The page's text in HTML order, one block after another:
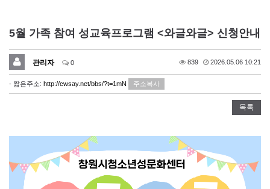
5월 가족 참여 성교육프로그램 <와글와글> 신청안내
관리자 0 839 2026.05.06 10:21
- 짧은주소: http://cwsay.net/bbs/?t=1mN 주소복사
목록